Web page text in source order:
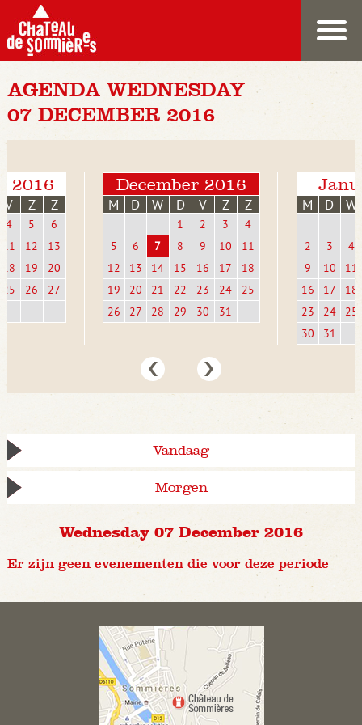
AGENDA WEDNESDAY
07 DECEMBER 2016
2016
V Z Z
4 5
6
11
12
13
18
19
20
25
26 27
December 2016
M D W D V Z Z
1 2 3
4
5
6 7 8 9 10
11
12
13 14 15 16 17
18
19
20 21 22 23 24
25
26
27 28 29 30 31
M D W
2 3
4
9
10
11
16
17
18
23
24
25
30
31
Vandaag
Morgen
Wednesday 07 December 2016
Er zijn geen evenementen die voor deze periode